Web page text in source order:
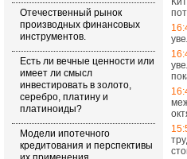
Отечественный рынок
производных финансовых
инструментов.
Есть ли вечные ценности или
имеет ли смысл
инвестировать в золото,
серебро, платину и
платиноиды?
Модели ипотечного
кредитования и перспективы